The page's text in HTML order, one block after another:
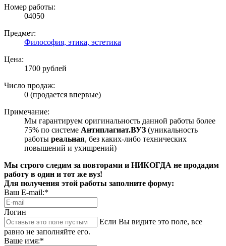
Номер работы:
04050
Предмет:
Философия, этика, эстетика
Цена:
1700 рублей
Число продаж:
0 (продается впервые)
Примечание:
Мы гарантируем оригинальность данной работы более
75% по системе Антиплагиат.ВУЗ (уникальность
работы реальная, без каких-либо технических
повышений и ухищрений)
Мы строго следим за повторами и НИКОГДА не продадим
работу в один и тот же вуз!
Для получения этой работы заполните форму:
Ваш E-mail:*
Логин
Если Вы видите это поле, все
равно не заполняйте его.
Ваше имя:*